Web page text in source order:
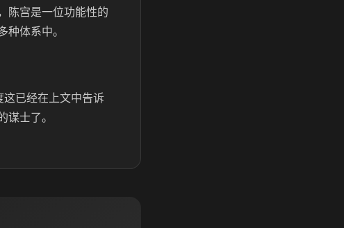
陈宫是一位功能性的
体系中。
已经在上文中告诉
士了。